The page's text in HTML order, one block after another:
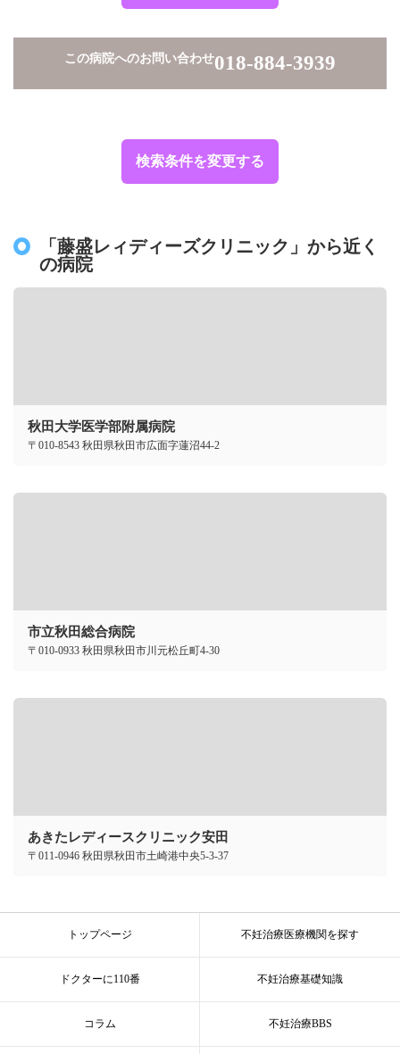
検索条件を変更する
この病院へのお問い合わせ018-884-3939
「藤盛レィディーズクリニック」から近く
の病院
秋田大学医学部附属病院
〒010-8543 秋田県秋田市広面字蓮沼44-2
市立秋田総合病院
〒010-0933 秋田県秋田市川元松丘町4-30
あきたレディースクリニック安田
〒011-0946 秋田県秋田市土崎港中央5-3-37
トップページ 不妊治療医療機関を探す
ドクターに110番 不妊治療基礎知識
コラム 不妊治療BBS